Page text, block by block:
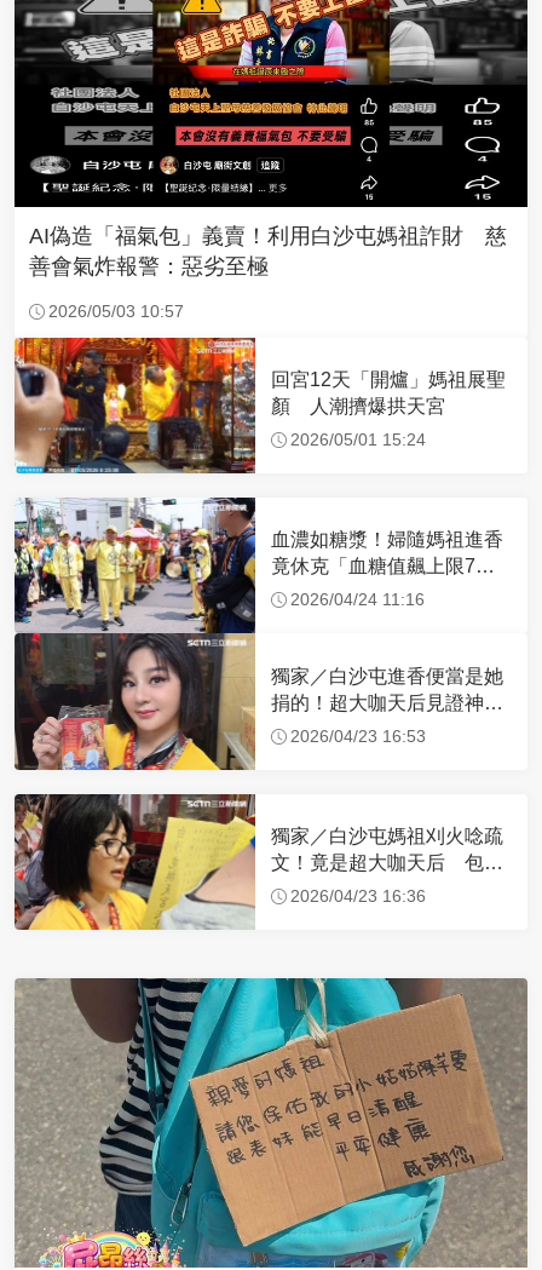
AI偽造「福氣包」義賣！利用白沙屯媽祖詐財 慈
善會氣炸報警：惡劣至極
2026/05/03 10:57
回宮12天「開爐」媽祖展聖
顏 人潮擠爆拱天宮
2026/05/01 15:24
血濃如糖漿！婦隨媽祖進香
竟休克「血糖值飆上限7
倍」 醫曝原因
2026/04/24 11:16
獨家／白沙屯進香便當是她
捐的！超大咖天后見證神
蹟 一靠近媽祖就爆哭
2026/04/23 16:53
獨家／白沙屯媽祖刈火唸疏
文！竟是超大咖天后 包尿
布忍尿5小時不喊累
2026/04/23 16:36